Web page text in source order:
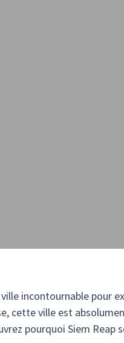
incontournable pour
cette ville est
pourquoi Siem Reap